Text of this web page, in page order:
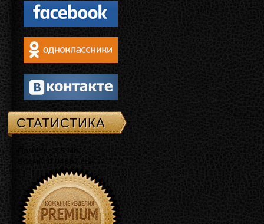
СТАТИСТИКА
Память: 3.5 Mb
Время: 0.04667 сек.